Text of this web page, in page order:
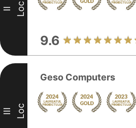
II Loc
9.6
III Loc
Geso Computers